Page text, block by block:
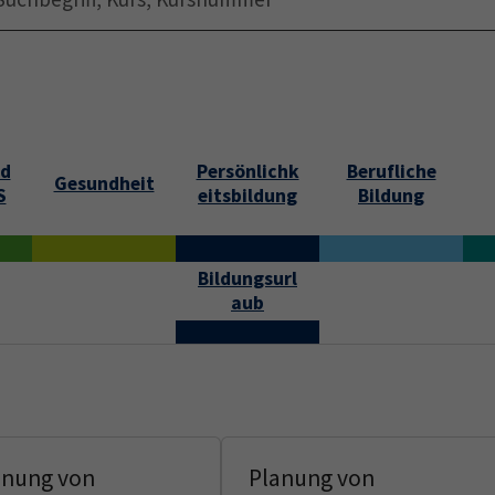
Gesundheit
Persönlichk
eitsbildung
Berufliche
Bildung
Bildungsurl
aub
von
Planung von